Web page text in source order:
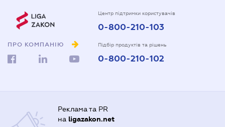
ПРО КОМПАНІЮ
Центр підтримки користувачів
0-800-210-103
Підбір продуктів та рішень
0-800-210-102
Реклама та PR
на ligazakon.net